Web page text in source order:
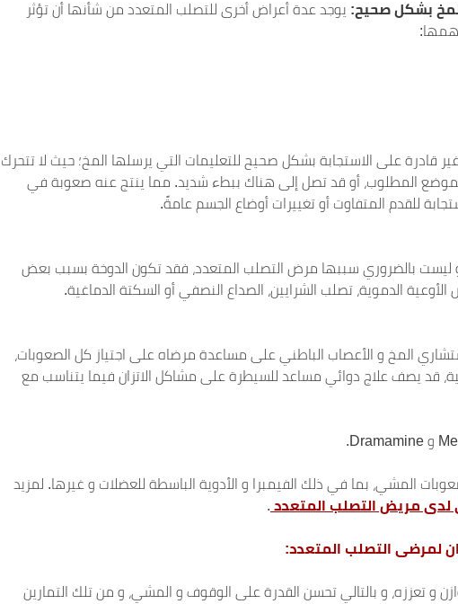
بشكل صحيح: يوجد عدة أعراض أخرى للتصلب المتعدد من شأنها أن تؤثر
قادرة على الاستجابة بشكل صحيح للتعليمات التي يرسلها المخ؛ حيث لا تتحرك
الموضع المطلوب، أو قد تصل إلى هناك ببطء شديد. مما ينتج عنه صعوبة في
للقدم المتفاوت أو تغييرات أوضاع الجسم عامةً.
ليست بالضروري سببها مرض التصلب المتعدد، فقد تكون الدوخة بسبب بعض
الأوعية الدموية، تصلب الشرايين، الصداع النصفي أو السكتة الدماغية.
المخ و الأعصاب الباطني على مساعدة مرضاه على اجتياز كل الصعوبات،
قد يصف علاج دوائي مساعد للسيطرة على مشاكل الاتزان فيما يتناسب مع
المشي، بما في ذلك الفيمبرا و الأدوية الباسطة للعضلات و غيرها. لمزيد
مريض التصلب المتعدد .
لمرضى التصلب المتعدد:
و تعززه، و بالتالي تحسن القدرة على الوقوف و المشي، و من تلك التمارين